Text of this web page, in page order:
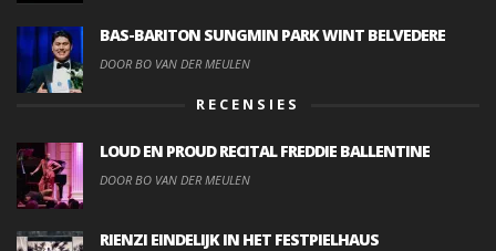
BAS-BARITON SUNGMIN PARK WINT BELVEDERE
DOOR BO VAN DER MEULEN
RECENSIES
LOUD EN PROUD RECITAL FREDDIE BALLENTINE
DOOR BO VAN DER MEULEN
RIENZI EINDELIJK IN HET FESTPIELHAUS